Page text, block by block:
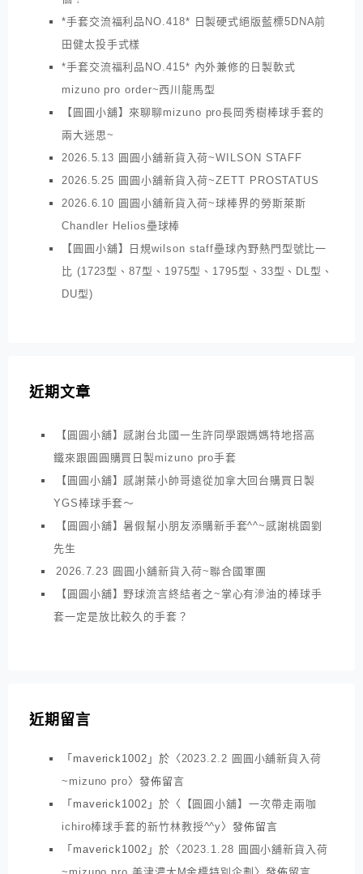
*手套交流福利品NO.418* 日製硬式絕版藍標5DNA前
田健太投手式樣
*手套交流福利品NO.415* 內外兼修的日製軟式
mizuno pro order~西川龍馬型
【圓圓小舖】來聊聊mizuno pro長岡秀樹棒球手套的
兩大迷思~
2026.5.13 圓圓小舖新貨入荷~WILSON STAFF
2026.5.25 圓圓小舖新貨入荷~ZETT PROSTATUS
2026.6.10 圓圓小舖新貨入荷~球棒界的勞斯萊斯
Chandler Helios壘球棒
【圓圓小舖】日規wilson staff壘球內野熱門型號比一
比 (1723型、87型、1975型、1795型、33型、DL型、
DU型)
近期文章
【圓圓小舖】感謝台北國一生許同學跟媽媽特地搭高
鐵來跟圓圓購買日製mizuno pro手套
【圓圓小舖】感謝葉小帥哥遠從加拿大回台購買日製
YGS棒球手套～
【圓圓小舖】暑假幫小朋友添購新手套^^~感謝桃園劉
先生
2026.7.23 圓圓小舖新貨入荷~聯合國軍團
【圓圓小舖】野球流言終結者之~掌心有滲油的棒球手
套一定是放比較久的手套？
近期留言
「 maverick1002 」於〈 2023.2.2 圓圓小舖新貨入荷
~mizuno pro〉發佈留言
「 maverick1002 」於〈
【圓圓小舖】一次帶走兩咖
ichiro棒球手套的新竹林教授^^y〉發佈留言
「 maverick1002 」於〈 2023.1.28 圓圓小舖新貨入荷